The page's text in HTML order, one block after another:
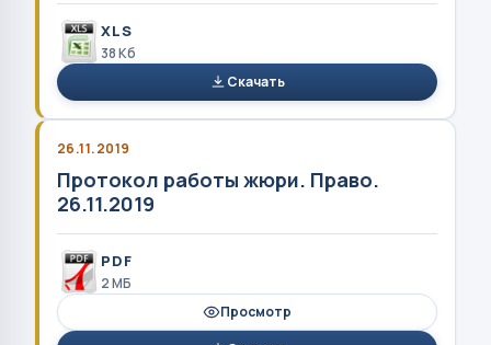
XLS
38 Кб
Скачать
26.11.2019
Протокол работы жюри. Право.
26.11.2019
PDF
2 MБ
Просмотр